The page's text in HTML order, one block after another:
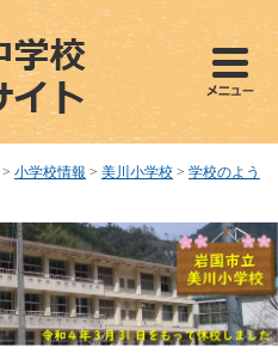
> 小学校情報 > 美川小学校 > 学校のよう